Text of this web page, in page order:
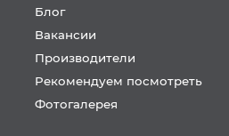
Блог
Вакансии
Производители
Рекомендуем посмотреть
Фотогалерея